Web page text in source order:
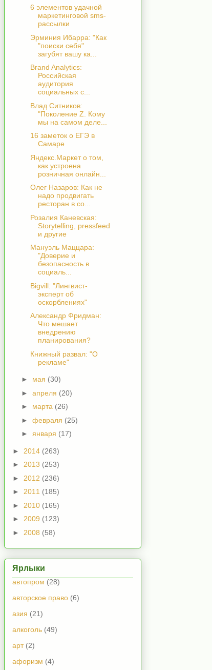
6 элементов удачной
маркетинговой sms-
рассылки
Эрминия Ибарра: "Как
"поиски себя"
загубят вашу ка...
Brand Analytics:
Российская
аудитория
социальных с...
Влад Ситников:
"Поколение Z. Кому
мы на самом деле...
16 заметок о ЕГЭ в
Самаре
Яндекс.Маркет о том,
как устроена
розничная онлайн...
Олег Назаров: Как не
надо продвигать
ресторан в со...
Розалия Каневская:
Storytelling, pressfeed
и другие
Мануэль Маццара:
"Доверие и
безопасность в
социаль...
Bigvill: "Лингвист-
эксперт об
оскорблениях"
Александр Фридман:
Что мешает
внедрению
планирования?
Книжный развал: "О
рекламе"
► мая (30)
► апреля (20)
► марта (26)
► февраля (25)
► января (17)
► 2014 (263)
► 2013 (253)
► 2012 (236)
► 2011 (185)
► 2010 (165)
► 2009 (123)
► 2008 (58)
Ярлыки
автопром (28)
авторское право (6)
азия (21)
алкоголь (49)
арт (2)
афоризм (4)